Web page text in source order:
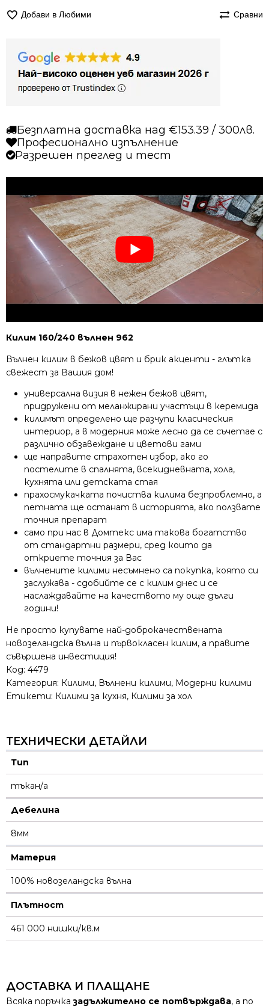
160/240
Добави в Любими Сравни
Безплатна доставка над €153.39 / 300лв.
Професионално изпълнение
Разрешен преглед и тест
Килим 160/240 вълнен 962
Вълнен килим в бежов цвят и брик акценти - глътка
свежест за Вашия дом!
универсална визия в нежен бежов цвят,
придружени от меланжирани участъци в керемида
килимът определено ще разчупи класическия
интериор, а в модерния може лесно да се съчетае с
различно обзавеждане и цветови гами
ще направите страхотен избор, ако го
постелите в спалнята, всекидневната, хола,
кухнята или детската стая
прахосмукачката почиства килима безпроблемно, а
петната ще останат в историята, ако ползвате
точния препарат
само при нас в Домтекс има такова богатство
от стандартни размери, сред които да
откриете точния за Вас
вълнените килими несъмнено са покупка, която си
заслужава - сдобийте се с килим днес и се
наслаждавайте на качеството му още дълги
години!
Не просто купувате най-доброкачествената
новозеландска вълна и първокласен килим, а правите
съвършена инвестиция!
Код: 4479
Категория: Килими, Вълнени килими, Модерни килими
Етикети: Килими за кухня, Килими за хол
ТЕХНИЧЕСКИ ДЕТАЙЛИ
Тип
тъкан/а
Дебелина
8мм
Материя
100% новозеландска вълна
Плътност
461 000 нишки/кв.м
ДОСТАВКА И ПЛАЩАНЕ
Всяка поръчказадължително се потвърждава, а по